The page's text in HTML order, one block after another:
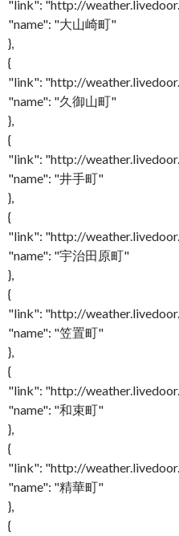
"link": "http://
"name": "大山崎町"
},
{
"link": "http://
"name": "久御山町"
},
{
"link": "http://
"name": "井手町"
},
{
"link": "http://
"name": "宇治田原町"
},
{
"link": "http://
"name": "笠置町"
},
{
"link": "http://
"name": "和束町"
},
{
"link": "http://
"name": "精華町"
},
{